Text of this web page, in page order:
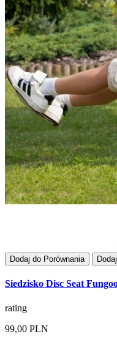
Dodaj do Porównania
Siedzisko Disc Seat
rating
99,00 PLN